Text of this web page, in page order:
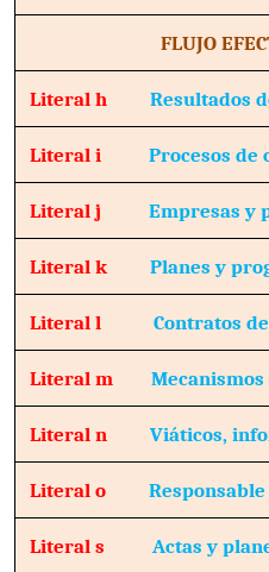
FLUJO
Literal hResultados
Literal iProcesos de
Literal jEmpresas y
Literal kPlanes y
Literal lContratos
Literal m
Literal nViáticos,
Literal o
Literal s Actas y